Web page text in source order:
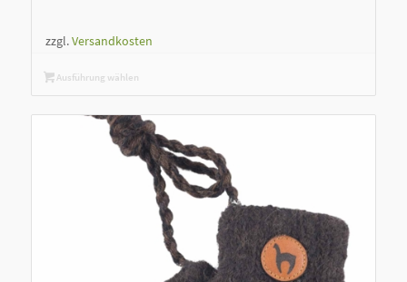
zzgl.Versandkosten
Ausführung wählen